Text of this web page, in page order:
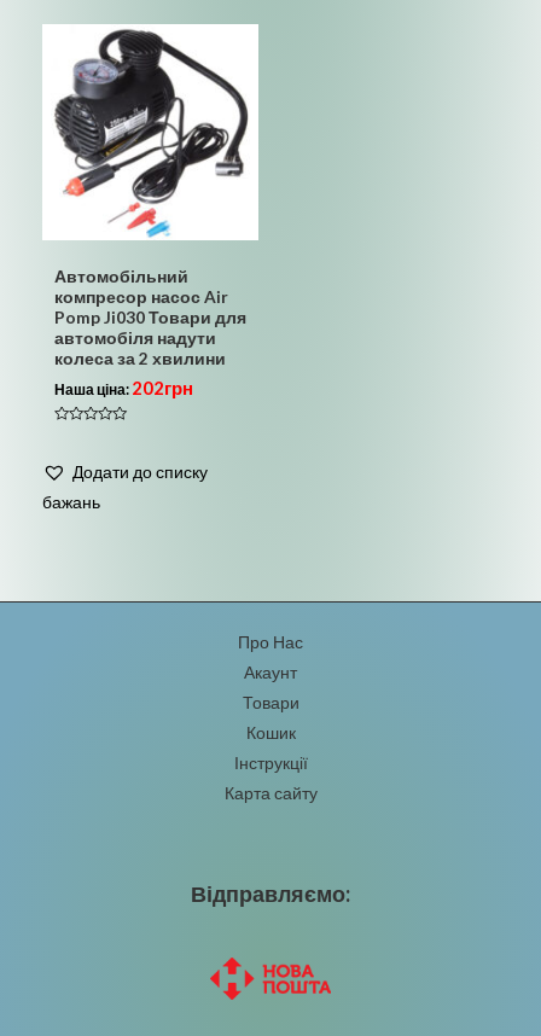
Автомобільний
компресор насос Air
Pomp Ji030 Товари для
автомобіля надути
колеса за 2 хвилини
Наша ціна: 202грн
з
Додати до списку
бажань
Про Нас
Акаунт
Товари
Кошик
Інструкції
Карта сайту
Відправляємо: